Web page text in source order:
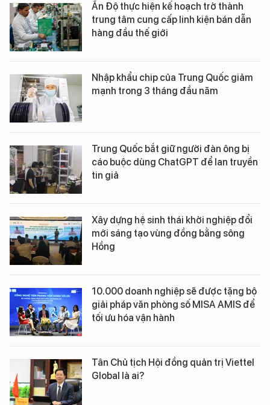
Ấn Độ thực hiện kế hoạch trở thành
trung tâm cung cấp linh kiện bán dẫn
hàng đầu thế giới
Nhập khẩu chip của Trung Quốc giảm
mạnh trong 3 tháng đầu năm
Trung Quốc bắt giữ người đàn ông bị
cáo buộc dùng ChatGPT để lan truyền
tin giả
Xây dựng hệ sinh thái khởi nghiệp đổi
mới sáng tạo vùng đồng bằng sông
Hồng
10.000 doanh nghiệp sẽ được tặng bộ
giải pháp văn phòng số MISA AMIS để
tối ưu hóa vận hành
Tân Chủ tịch Hội đồng quản trị Viettel
Global là ai?